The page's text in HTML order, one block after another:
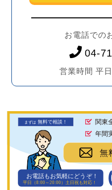
お電話での
04-
営業時間 平
無
まずは 無料で相談！
関東
年間
お電話もお気軽にどうぞ！
平日（8:00～20:00）土日祝も対応！